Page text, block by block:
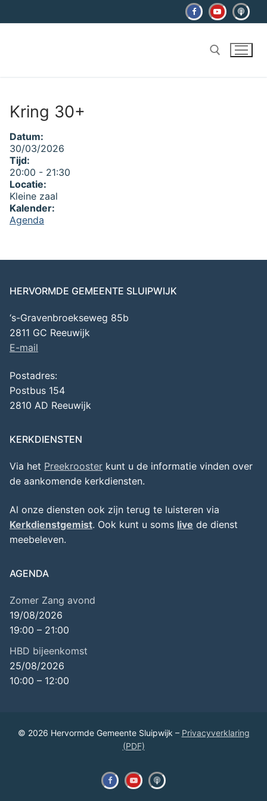
naar
Kring 30+
Datum:
30/03/2026
Tijd:
20:00 - 21:30
Locatie:
Kleine zaal
Kalender:
Agenda
HERVORMDE GEMEENTE SLUIPWIJK
‘s-Gravenbroekseweg 85b
2811 GC Reeuwijk
E-mail
Postadres:
Postbus 154
2810 AD Reeuwijk
KERKDIENSTEN
Via het Preekrooster kunt u de informatie vinden over
de aankomende kerkdiensten.
Al onze diensten ook zijn terug te luisteren via
Kerkdienstgemist. Ook kunt u soms live de dienst
meebeleven.
AGENDA
Zomer Zang avond
19/08/2026
19:00 – 21:00
HBD bijeenkomst
25/08/2026
10:00 – 12:00
© 2026 Hervormde Gemeente Sluipwijk – Privacyverklaring
(PDF)